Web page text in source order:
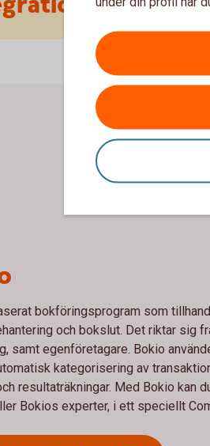
bokföringsprogram som
och bokslut. Det riktar sig
samt egenföretagare. Bokio
kategorisering av
resultaträkningar. Med Bokio kan
Bokios experter, i ett speciellt